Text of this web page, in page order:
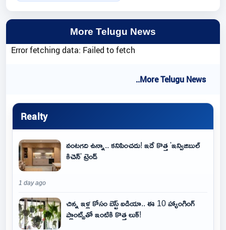
More Telugu News
Error fetching data: Failed to fetch
..More Telugu News
Realty
వంటగది ఉన్నా.. కనిపించదు! ఇదే కొత్త 'ఇన్విజిబుల్
కిచెన్' ట్రెండ్
1 day ago
చిన్న ఇళ్ల కోసం బెస్ట్ ఐడియా.. ఈ 10 హ్యాంగింగ్
ప్లాంట్స్‌తో ఇంటికి కొత్త లుక్!